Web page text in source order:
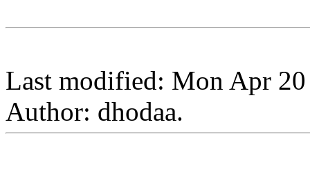
Last modified: Mon Apr
Author: dhodaa.